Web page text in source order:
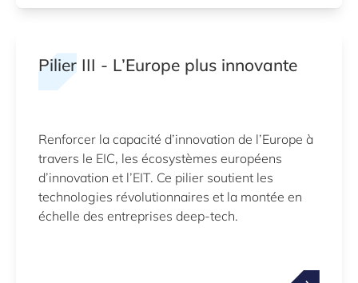
Pilier III - L’Europe plus innovante
Renforcer la capacité d’innovation de l’Europe à
travers le EIC, les écosystèmes européens
d’innovation et l’EIT. Ce pilier soutient les
technologies révolutionnaires et la montée en
échelle des entreprises deep-tech.